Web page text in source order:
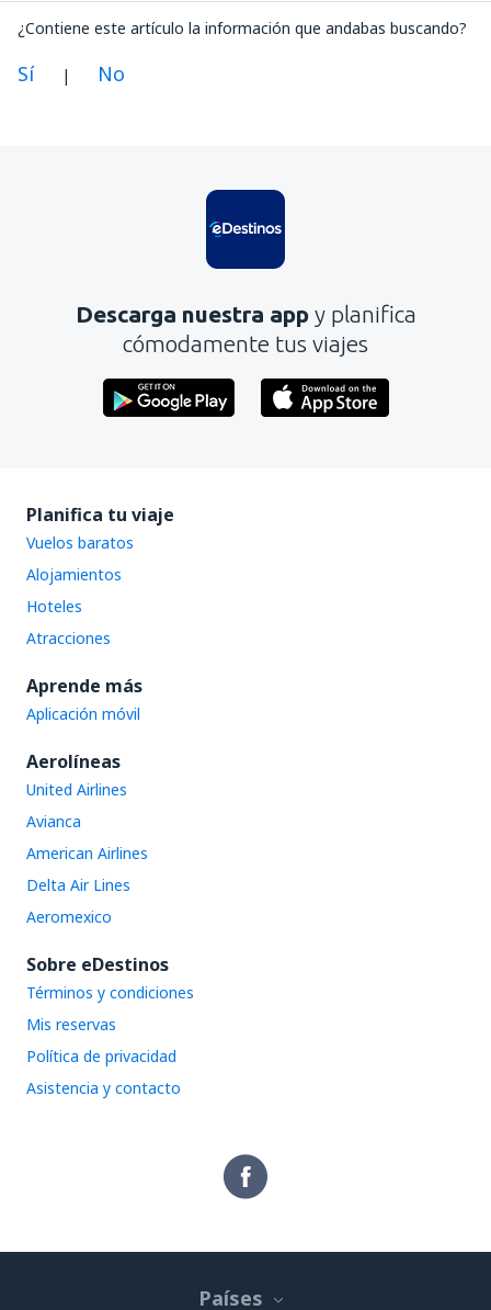
¿Contiene este artículo la información que andabas buscando?
Sí | No
Contiene información incorrecta
No profundiza en el tema
Enviar
Descarga nuestra app y planifica
cómodamente tus viajes
Planifica tu viaje
Vuelos baratos
Alojamientos
Hoteles
Atracciones
Aprende más
Aplicación móvil
Aerolíneas
United Airlines
Avianca
American Airlines
Delta Air Lines
Aeromexico
Sobre eDestinos
Términos y condiciones
Mis reservas
Política de privacidad
Asistencia y contacto
Países